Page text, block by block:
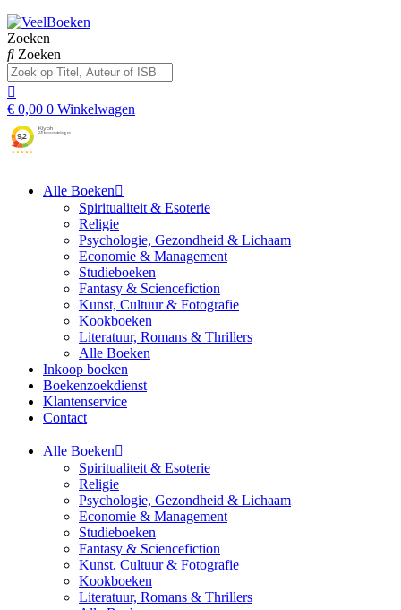
Zoeken
Zoeken
€ 0,00 0 Winkelwagen
Alle Boeken
Spiritualiteit & Esoterie
Religie
Psychologie, Gezondheid & Lichaam
Economie & Management
Studieboeken
Fantasy & Sciencefiction
Kunst, Cultuur & Fotografie
Kookboeken
Literatuur, Romans & Thrillers
Alle Boeken
Inkoop boeken
Boekenzoekdienst
Klantenservice
Contact
Alle Boeken
Spiritualiteit & Esoterie
Religie
Psychologie, Gezondheid & Lichaam
Economie & Management
Studieboeken
Fantasy & Sciencefiction
Kunst, Cultuur & Fotografie
Kookboeken
Literatuur, Romans & Thrillers